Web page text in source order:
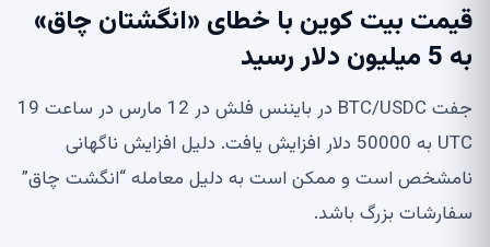
قیمت بیت کوین با خطای «انگشتان چاق»
به 5 میلیون دلار رسید
جفت BTC/USDC در بایننس فلش در 12 مارس در ساعت 19
UTC به 50000 دلار افزایش یافت. دلیل افزایش ناگهانی
نامشخص است و ممکن است به دلیل معامله “انگشت چاق”
سفارشات بزرگ باشد.